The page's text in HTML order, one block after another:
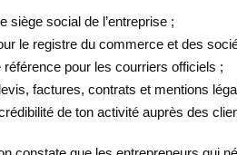
siège social de l’entreprise ;
le registre du commerce et des
référence pour les courriers officiels ;
factures, contrats et mentions
de ton activité auprès des